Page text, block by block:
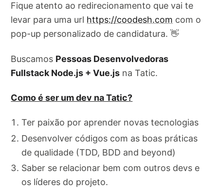
Fique atento ao redirecionamento que vai te
levar para uma url https://coodesh.com com o
pop-up personalizado de candidatura. 👋
Buscamos Pessoas Desenvolvedoras
Fullstack Node.js + Vue.js na Tatic.
Como é ser um dev na Tatic?
Ter paixão por aprender novas tecnologias
Desenvolver códigos com as boas práticas
de qualidade (TDD, BDD and beyond)
Saber se relacionar bem com outros devs e
os líderes do projeto.